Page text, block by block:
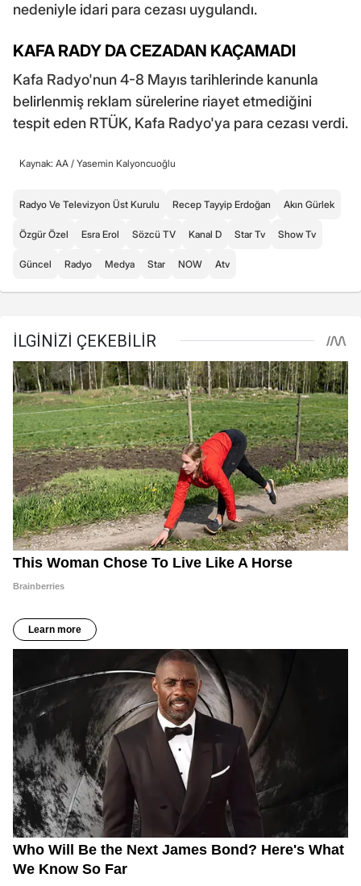
nedeniyle idari para cezası uygulandı.
KAFA RADY DA CEZADAN KAÇAMADI
Kafa Radyo'nun 4-8 Mayıs tarihlerinde kanunla
belirlenmiş reklam sürelerine riayet etmediğini
tespit eden RTÜK, Kafa Radyo'ya para cezası verdi.
Kaynak: AA / Yasemin Kalyoncuoğlu
Radyo Ve Televizyon Üst Kurulu Recep Tayyip Erdoğan Akın Gürlek
Özgür Özel Esra Erol Sözcü TV Kanal D Star Tv Show Tv
Güncel Radyo Medya Star NOW Atv